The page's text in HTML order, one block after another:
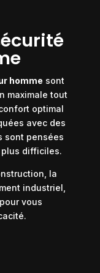
homme sont
maximale tout
optimal
avec des
sont pensées
difficiles.
la
industriel,
vous